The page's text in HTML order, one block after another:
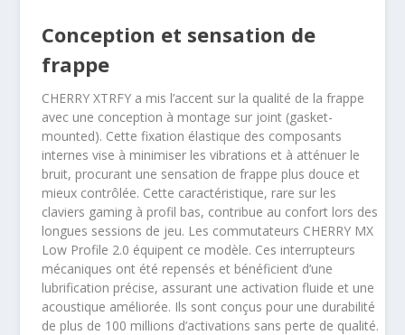
Conception et sensation de
frappe
CHERRY XTRFY a mis l’accent sur la qualité de la frappe
avec une conception à montage sur joint (gasket-
mounted). Cette fixation élastique des composants
internes vise à minimiser les vibrations et à atténuer le
bruit, procurant une sensation de frappe plus douce et
mieux contrôlée. Cette caractéristique, rare sur les
claviers gaming à profil bas, contribue au confort lors des
longues sessions de jeu. Les commutateurs CHERRY MX
Low Profile 2.0 équipent ce modèle. Ces interrupteurs
mécaniques ont été repensés et bénéficient d’une
lubrification précise, assurant une activation fluide et une
acoustique améliorée. Ils sont conçus pour une durabilité
de plus de 100 millions d’activations sans perte de qualité.